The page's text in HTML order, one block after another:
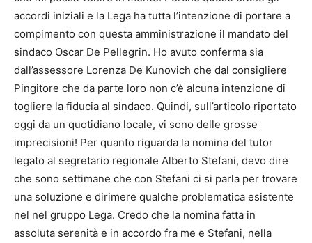
accordi iniziali e la Lega ha tutta l’intenzione di portare a
compimento con questa amministrazione il mandato del
sindaco Oscar De Pellegrin. Ho avuto conferma sia
dall’assessore Lorenza De Kunovich che dal consigliere
Pingitore che da parte loro non c’è alcuna intenzione di
togliere la fiducia al sindaco. Quindi, sull’articolo riportato
oggi da un quotidiano locale, vi sono delle grosse
imprecisioni! Per quanto riguarda la nomina del tutor
legato al segretario regionale Alberto Stefani, devo dire
che sono settimane che con Stefani ci si parla per trovare
una soluzione e dirimere qualche problematica esistente
nel nel gruppo Lega. Credo che la nomina fatta in
assoluta serenità e in accordo fra me e Stefani, nella